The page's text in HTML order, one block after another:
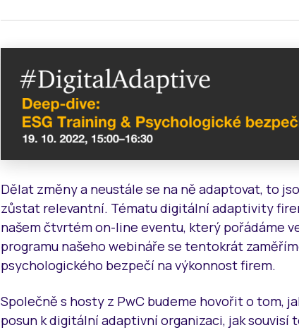
Dělat změny a neustále se na ně adaptovat, to
zůstat relevantní. Tématu digitální adaptivity
našem čtvrtém on-line eventu, který pořádáme
programu našeho webináře se tentokrát
psychologického bezpečí na výkonnost firem.
Společně s hosty z PwC budeme hovořit o tom,
posun k digitální adaptivní organizaci, jak souvisí